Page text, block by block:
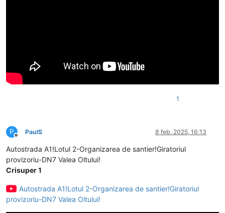
1
P
Deconectat
PaulS 8 feb. 2025, 16:13
Autostrada A1!Lotul 2-Organizarea de santier!Giratoriul
provizoriu-DN7 Valea Oltului!
Crisuper 1
Autostrada A1!Lotul 2-Organizarea de santier!Giratoriul
provizoriu-DN7 Valea Oltului!